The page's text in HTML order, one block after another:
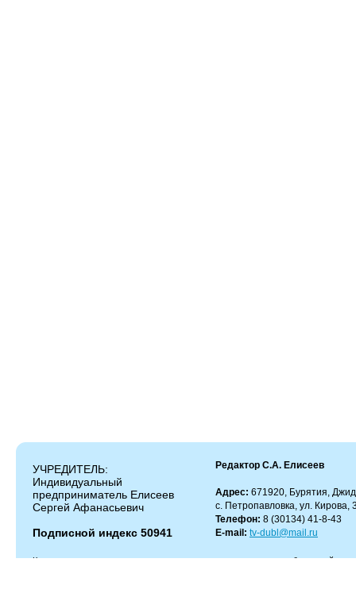
УЧРЕДИТЕЛЬ:
Индивидуальный
предприниматель Елисеев
Сергей Афанасьевич
Подписной индекс 50941
Редактор С.А. Елисеев
Адрес: 671920, Бурятия,
с. Петропавловка, ул. Кирова,
Телефон: 8 (30134) 41-8-43
E-mail: tv-dubl@mail.ru
Копирование и цитирование материалов разрешено только с работающей